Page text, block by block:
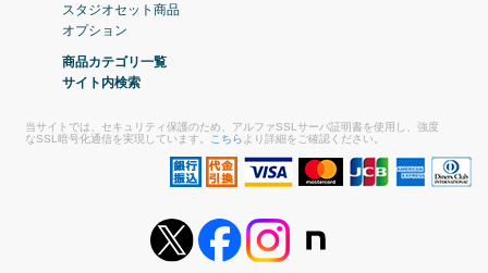
スタジオセット商品
オプション
商品カテゴリ一覧
サイト内検索
当サイトでは、セキュリティ保護のため、アルファSSLサーバ証明書を使用し、強度
なSSL暗号化通信を実現しています。
こちら より詳細をご確認ください。